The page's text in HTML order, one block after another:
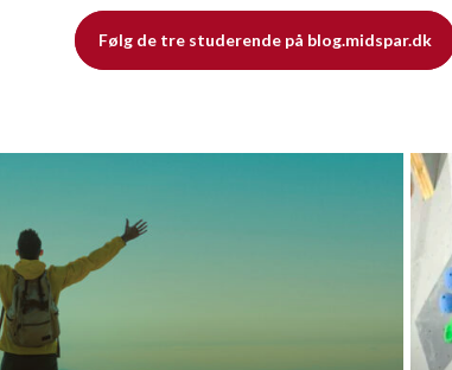
Følg de tre studerende på blog.midspar.dk